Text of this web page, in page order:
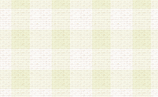
人 である場合は、親権者
録を行うものとします。
者については、登録時に
権者による承認手続きを
第3条 会員の登録方法
1.会員登録手続きは、会